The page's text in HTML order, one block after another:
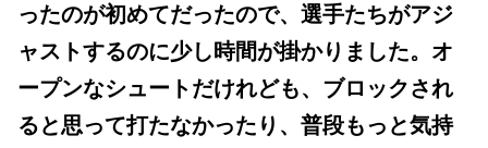
ったのが初めてだったので、選手たちがアジ
ャストするのに少し時間が掛かりました。オ
ープンなシュートだけれども、ブロックされ
ると思って打たなかったり、普段もっと気持